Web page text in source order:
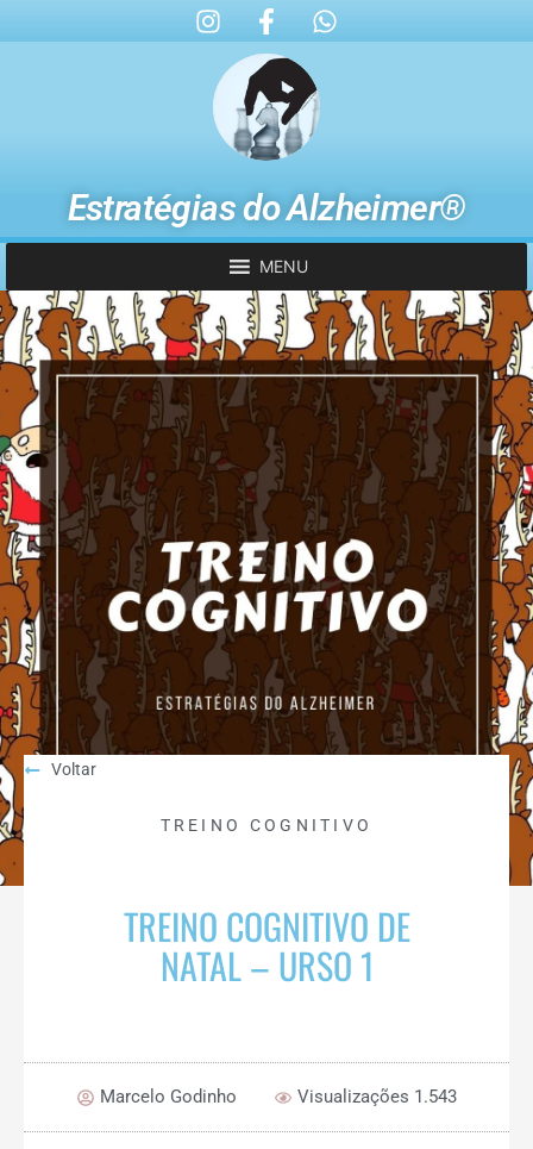
Estratégias do Alzheimer®
MENU
Voltar
TREINO COGNITIVO
TREINO COGNITIVO DE
NATAL – URSO 1
Marcelo Godinho Visualizações 1.543